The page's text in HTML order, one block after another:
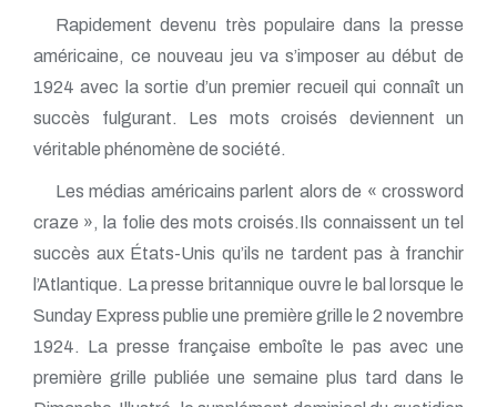
Rapidement devenu très populaire dans la presse
américaine, ce nouveau jeu va s’imposer au début de
1924 avec la sortie d’un premier recueil qui connaît un
succès fulgurant. Les mots croisés deviennent un
véritable phénomène de société.
Les médias américains parlent alors de « crossword
craze », la folie des mots croisés.Ils connaissent un tel
succès aux États-Unis qu’ils ne tardent pas à franchir
l’Atlantique. La presse britannique ouvre le bal lorsque le
Sunday Express publie une première grille le 2 novembre
1924. La presse française emboîte le pas avec une
première grille publiée une semaine plus tard dans le